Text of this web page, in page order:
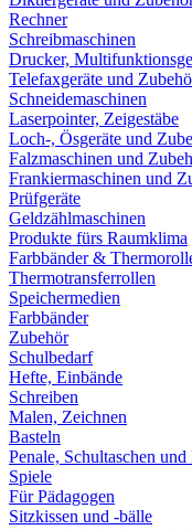
Rechner
Schreibmaschinen
Drucker,
Telefaxgeräte und
Schneidemaschinen
Laserpointer, Zeigestäbe
Loch-, Ösgeräte und
Falzmaschinen und
Frankiermaschinen und
Prüfgeräte
Geldzählmaschinen
Produkte fürs Raumklima
Farbbänder &
Thermotransferrollen
Speichermedien
Farbbänder
Zubehör
Schulbedarf
Hefte, Einbände
Schreiben
Malen, Zeichnen
Basteln
Penale, Schultaschen
Spiele
Für Pädagogen
Sitzkissen und -bälle